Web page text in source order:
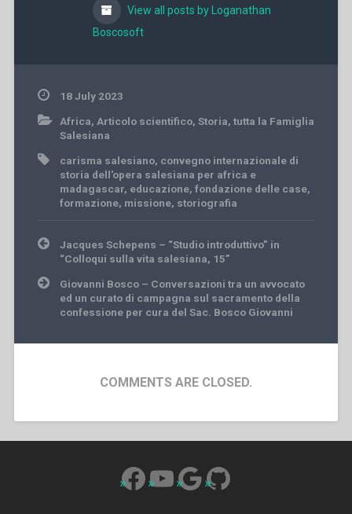
View all posts by Loganathan
Boscosoft
18 July 2023
Africa, Articolo scientifico, Storia, tutta la Famiglia
Salesiana
carisma salesiano, convegno internazionale di
storia dell'opera salesiana per africa e
madagascar, educazione, fondazione delle case,
formazione, missione, storiografia
Post
navigation
Jacques Schepens – “Studio introduttivo” in
“Colloqui sulla vita salesiana, 15”
Giovanni Bosco – Conversazioni tra un avvocato
ed un curato di campagna sul sacramento della
confessione per cura del Sac. Bosco Giovanni
COMMENTS ARE CLOSED.
Facebook
YouTube
Google
GitHub